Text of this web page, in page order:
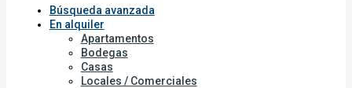
Búsqueda avanzada
En alquiler
Apartamentos
Bodegas
Casas
Locales / Comerciales